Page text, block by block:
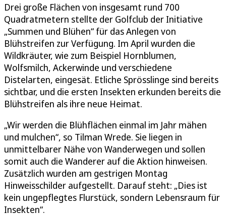
Drei große Flächen von insgesamt rund 700
Quadratmetern stellte der Golfclub der Initiative
„Summen und Blühen“ für das Anlegen von
Blühstreifen zur Verfügung. Im April wurden die
Wildkräuter, wie zum Beispiel Hornblumen,
Wolfsmilch, Ackerwinde und verschiedene
Distelarten, eingesät. Etliche Sprösslinge sind bereits
sichtbar, und die ersten Insekten erkunden bereits die
Blühstreifen als ihre neue Heimat.
„Wir werden die Blühflächen einmal im Jahr mähen
und mulchen“, so Tilman Wrede. Sie liegen in
unmittelbarer Nähe von Wanderwegen und sollen
somit auch die Wanderer auf die Aktion hinweisen.
Zusätzlich wurden am gestrigen Montag
Hinweisschilder aufgestellt. Darauf steht: „Dies ist
kein ungepflegtes Flurstück, sondern Lebensraum für
Insekten“.